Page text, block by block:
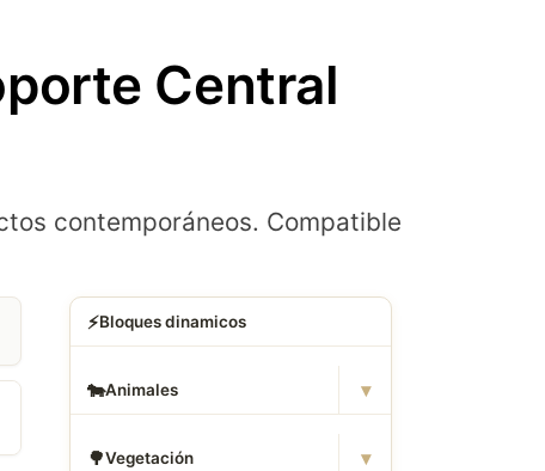
Central
contemporáneos. Compatible
⚡Bloques dinamicos
🐄Animales ▾
🌳Vegetación ▾